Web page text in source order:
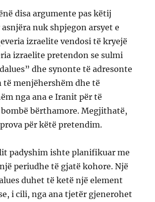
disa argumente pas këtij
nuk shpjegon arsyet e
izraelite vendosi të kryejë
izraelite pretendon se sulmi
dhe synonte të adresonte
të menjëhershëm dhe të
nga ana e Iranit për të
bërthamore. Megjithatë,
për këtë pretendim.
padyshim ishte planifikuar me
periudhe të gjatë kohore. Një
​​duhet të ketë një element
i cili, nga ana tjetër gjenerohet